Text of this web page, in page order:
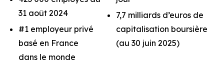
31 août 2024
#1 employeur privé
basé en France
dans le monde
7,7 milliards d’euros de
capitalisation boursière
(au 30 juin 2025)